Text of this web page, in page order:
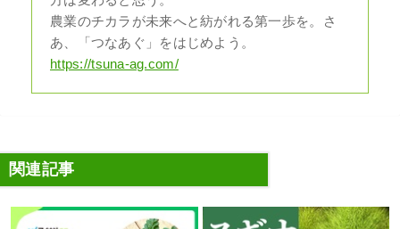
農業のチカラが未来へと紡がれる第一歩を。さ
あ、「つなあぐ」をはじめよう。
https://tsuna-ag.com/
関連記事